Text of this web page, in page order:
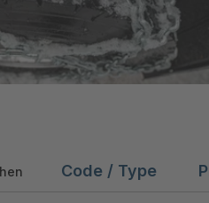
Code / Type